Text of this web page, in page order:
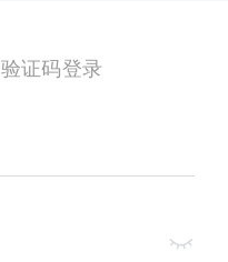
验证码登录